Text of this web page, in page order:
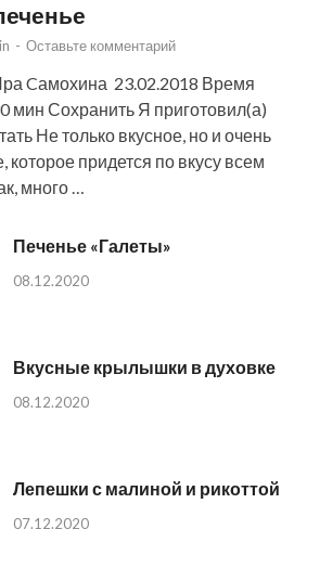
- Оставьте комментарий
Cамохина 23.02.2018 Время
мин Сохранить Я приготовил(а)
Не только вкусное, но и очень
которое придется по вкусу всем
много …
Печенье «Галеты»
08.12.2020
Вкусные крылышки в духовке
08.12.2020
Лепешки с малиной и рикоттой
07.12.2020